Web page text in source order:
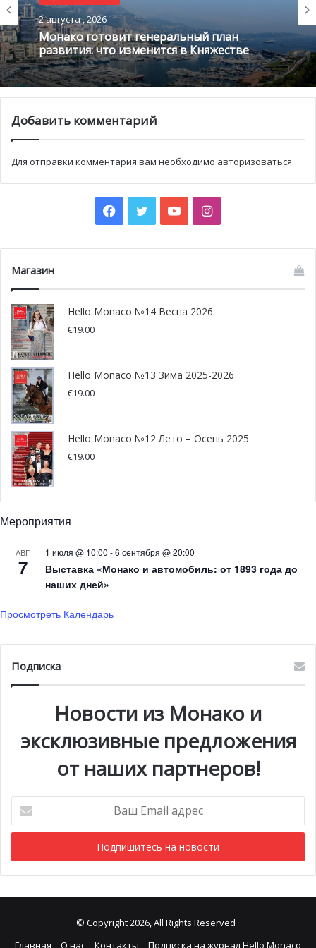
Княжество в излишне гламурном свете.
В любом случае, выход на мировые экраны
полнометражного кино о Монако со знаменитой Николь
Кидман в главной роли — это замечательная реклама
для страны.
https://www.youtube.com/watch?v=tgY1YMq3eDY
2 августа , 2026
Монако готовит генеральный план
развития: что изменится в Княжестве
Добавить комментарий
Для отправки комментария вам необходимо авторизоваться.
Facebook
TwitterYouTubeInstagram
Магазин
Hello Monaco №14 Весна 2026
€19.00
Hello Monaco №13 Зима 2025-2026
€19.00
Hello Monaco №12 Лето – Осень 2025
€19.00
Мероприятия
АВГ
7
1 июля @ 10:00 -6 сентября @ 20:00
Выставка «Монако и автомобиль: от 1893 года до
наших дней»
Просмотреть Календарь
Подписка
Новости из Монако и
эксклюзивные предложения
от наших партнеров!
Email
адрес
© Copyright 2026, All Rights Reserved